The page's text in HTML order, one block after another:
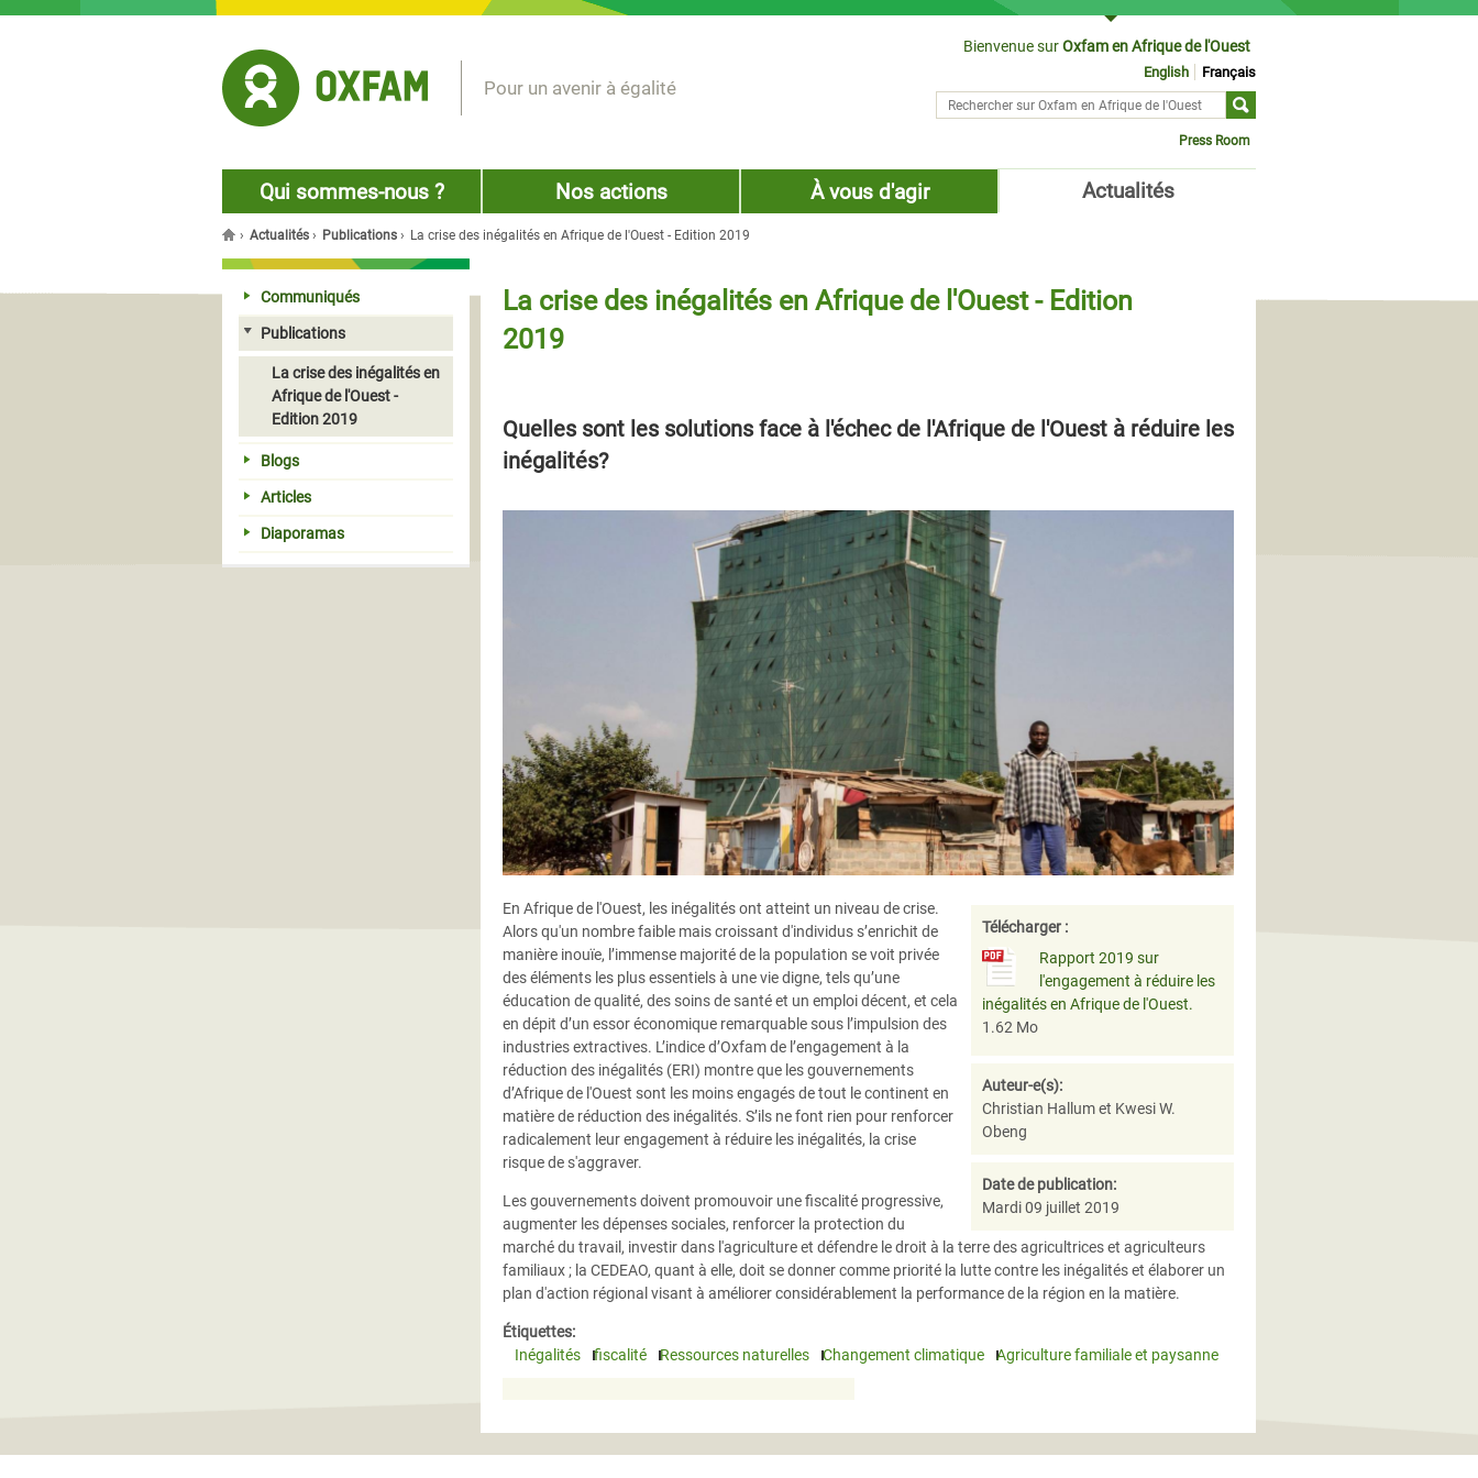
Bienvenue surOxfam en Afrique de l'Ouest
Pour un avenir à égalité
Rechercher sur
English Français
Press Room
Qui sommes-nous ? Nos actions À vous d'agir Actualités
Vous êtes ici
› Actualités › Publications › La crise des inégalités en Afrique de l'Ouest - Edition 2019
La crise des inégalités en Afrique de l'Ouest - Edition
2019
Quelles sont les solutions face à l'échec de l'Afrique de l'Ouest à réduire les
inégalités?
Télécharger :
Rapport 2019 sur
l'engagement à réduire les
inégalités en Afrique de l'Ouest.
1.62 Mo
Auteur-e(s):
Christian Hallum et Kwesi W.
Obeng
Date de publication:
Mardi 09 juillet 2019
En Afrique de l'Ouest, les inégalités ont atteint un niveau de crise.
Alors qu'un nombre faible mais croissant d'individus s’enrichit de
manière inouïe, l’immense majorité de la population se voit privée
des éléments les plus essentiels à une vie digne, tels qu’une
éducation de qualité, des soins de santé et un emploi décent, et cela
en dépit d’un essor économique remarquable sous l’impulsion des
industries extractives. L’indice d’Oxfam de l’engagement à la
réduction des inégalités (ERI) montre que les gouvernements
d’Afrique de l'Ouest sont les moins engagés de tout le continent en
matière de réduction des inégalités. S’ils ne font rien pour renforcer
radicalement leur engagement à réduire les inégalités, la crise
risque de s'aggraver.
Les gouvernements doivent promouvoir une fiscalité progressive,
augmenter les dépenses sociales, renforcer la protection du
marché du travail, investir dans l'agriculture et défendre le droit à la terre des agricultrices et agriculteurs
familiaux ; la CEDEAO, quant à elle, doit se donner comme priorité la lutte contre les inégalités et élaborer un
plan d'action régional visant à améliorer considérablement la performance de la région en la matière.
Étiquettes:
Inégalités
fiscalité Ressources naturelles Changement climatique Agriculture familiale et paysanne
Communiqués
Publications
La crise des inégalités en
Afrique de l'Ouest -
Edition 2019
Blogs
Articles
Diaporamas